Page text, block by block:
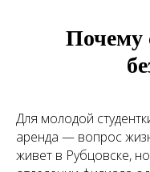
Почему
Для молодой
аренда — вопрос
живет в Рубцовске,